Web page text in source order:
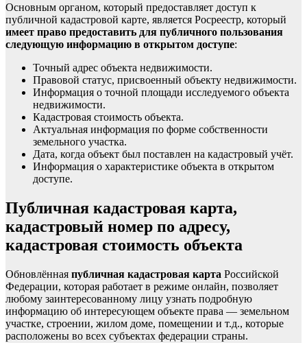
Основным органом, который предоставляет доступ к
публичной кадастровой карте, является Росреестр, который
имеет право предоставить для публичного пользования
следующую информацию в открытом доступе:
Точный адрес объекта недвижимости.
Правовой статус, присвоенный объекту недвижимости.
Информация о точной площади исследуемого объекта
недвижимости.
Кадастровая стоимость объекта.
Актуальная информация по форме собственности
земельного участка.
Дата, когда объект был поставлен на кадастровый учёт.
Информация о характеристике объекта в открытом
доступе.
Публичная кадастровая карта,
кадастровый номер по адресу,
кадастровая стоимость объекта
Обновлённая публичная кадастровая карта Российской
Федерации, которая работает в режиме онлайн, позволяет
любому заинтересованному лицу узнать подробную
информацию об интересующем объекте права — земельном
участке, строении, жилом доме, помещении и т.д., которые
расположены во всех субъектах федерации страны.